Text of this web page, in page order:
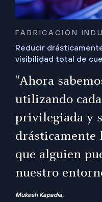
FABRICACIÓN
Reducir
visibilidad total de
"Ahora
utilizando
privilegiada y
drásticamente
que alguien
nuestro
Mukesh Kapadia,